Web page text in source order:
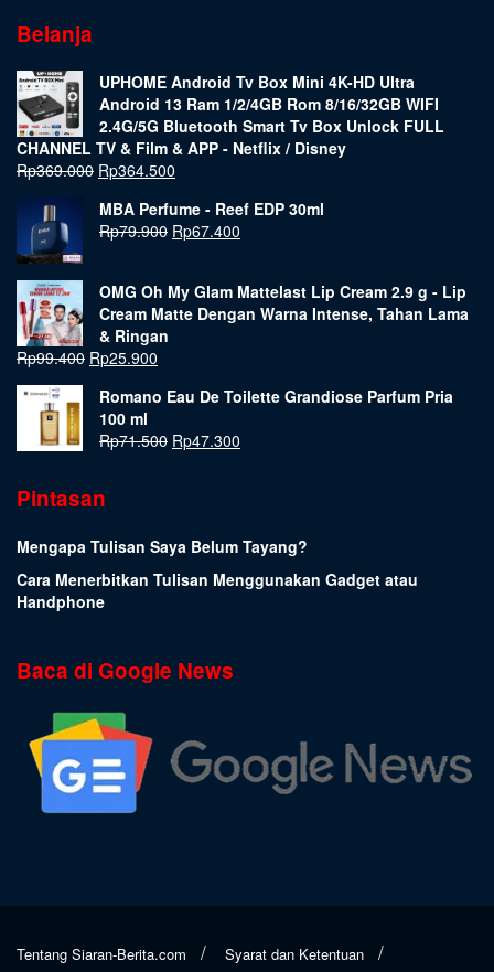
Belanja
UPHOME Android Tv Box Mini 4K-HD Ultra
Android 13 Ram 1/2/4GB Rom 8/16/32GB WIFI
2.4G/5G Bluetooth Smart Tv Box Unlock FULL
CHANNEL TV & Film & APP - Netflix / Disney
Rp369.000 Rp364.500
MBA Perfume - Reef EDP 30ml
Rp79.900 Rp67.400
OMG Oh My Glam Mattelast Lip Cream 2.9 g - Lip
Cream Matte Dengan Warna Intense, Tahan Lama
& Ringan
Rp99.400 Rp25.900
Romano Eau De Toilette Grandiose Parfum Pria
100 ml
Rp71.500 Rp47.300
Pintasan
Mengapa Tulisan Saya Belum Tayang?
Cara Menerbitkan Tulisan Menggunakan Gadget atau
Handphone
Baca di Google News
Tentang Siaran-Berita.com Syarat dan Ketentuan